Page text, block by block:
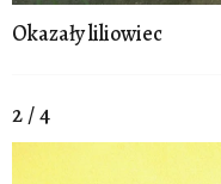
Okazały liliowiec
2 / 4